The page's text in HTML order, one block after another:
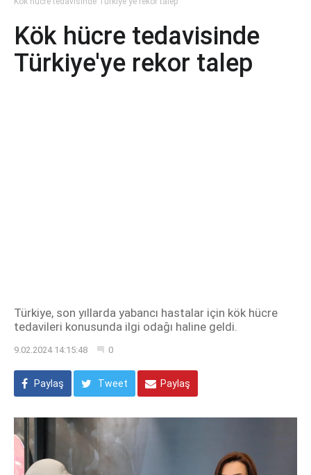
Kök hücre tedavisinde
Türkiye'ye rekor talep
Türkiye, son yıllarda yabancı hastalar için kök hücre
tedavileri konusunda ilgi odağı haline geldi.
9.02.2024 14:15:48 0
Paylaş Tweet Paylaş